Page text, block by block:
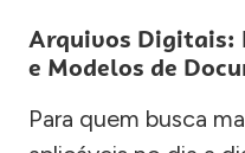
Arquivos Digitais:
e Modelos de
Para quem busca